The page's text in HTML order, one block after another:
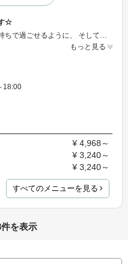
☆
もっと見る
18:00
¥ 4,968～
¥ 3,240～
¥ 3,240～
すべてのメニューを見る
を表示